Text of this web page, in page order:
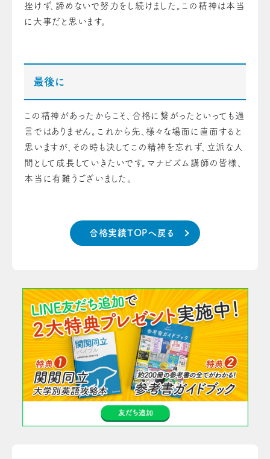
挫けず、諦めないで努力をし続けました。この精神は本当
に大事だと思います。
最後に
この精神があったからこそ、合格に繋がったといっても過
言ではありません。これから先、様々な場面に直面すると
思いますが、その時も決してこの精神を忘れず、立派な人
間として成長していきたいです。マナビズム講師の皆様、
本当に有難うございました。
合格実績TOPへ戻る